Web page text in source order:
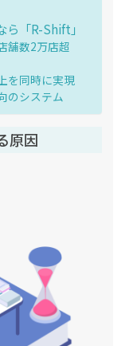
「R-Shift」
舗数2万店超
を同時に実現
のシステム
原因